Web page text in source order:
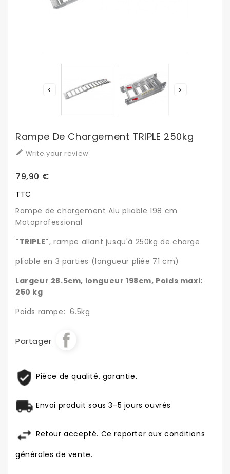
 
Rampe De Chargement TRIPLE 250kg
 Write your review
79,90 €
TTC
Rampe de chargement Alu pliable 198 cm
Motoprofessional
"TRIPLE", rampe allant jusqu'à 250kg de charge
pliable en 3 parties (longueur pliée 71 cm)
Largeur 28.5cm, longueur 198cm, Poids maxi:
250 kg
Poids rampe: 6.5kg
Partager
Pièce de qualité, garantie.
Envoi produit sous 3-5 jours ouvrés
Retour accepté. Ce reporter aux conditions
générales de vente.